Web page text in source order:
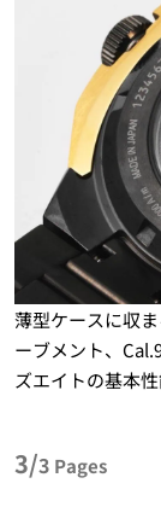
薄型ケースに収
ーブメント、
ズエイトの基本
3/3 Pages